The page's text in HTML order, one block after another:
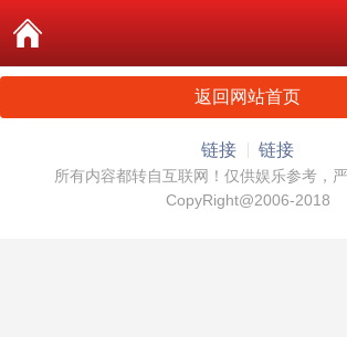
返回网站首页
链接 链接
所有内容都转自互联网！仅供娱乐参考，
CopyRight@2006-2018